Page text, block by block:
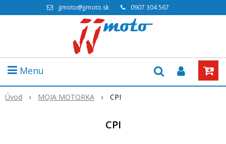
jjmoto@jjmoto.sk 0907 304 567
Menu
Úvod MOJA MOTORKA CPI
CPI